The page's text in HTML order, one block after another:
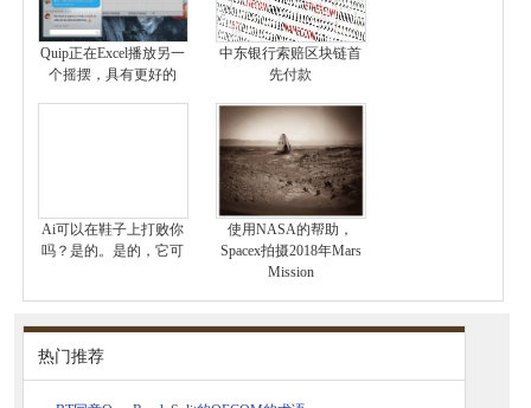
Quip正在Excel播放另一
个摇摆，具有更好的
中东银行索赔区块链首
先付款
Ai可以在鞋子上打败你
吗？是的。是的，它可
使用NASA的帮助，
Spacex拍摄2018年Mars
Mission
热门推荐